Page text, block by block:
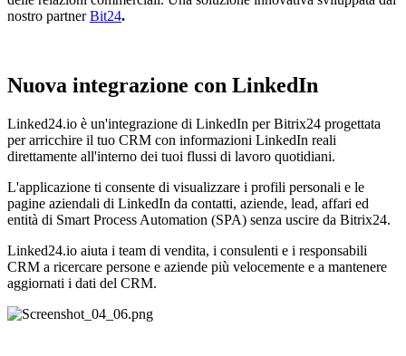
nostro partnerBit24.
Nuova integrazione con LinkedIn
Linked24.io è un'integrazione di LinkedIn per Bitrix24 progettata
per arricchire il tuo CRM con informazioni LinkedIn reali
direttamente all'interno dei tuoi flussi di lavoro quotidiani.
L'applicazione ti consente di visualizzare i profili personali e le
pagine aziendali di LinkedIn da contatti, aziende, lead, affari ed
entità di Smart Process Automation (SPA) senza uscire da Bitrix24.
Linked24.io aiuta i team di vendita, i consulenti e i responsabili
CRM a ricercare persone e aziende più velocemente e a mantenere
aggiornati i dati del CRM.